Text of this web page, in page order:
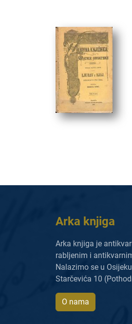
Arka knjiga
Arka knjiga je
rabljenim i
Nalazimo se u
Starčevića 10
O nama